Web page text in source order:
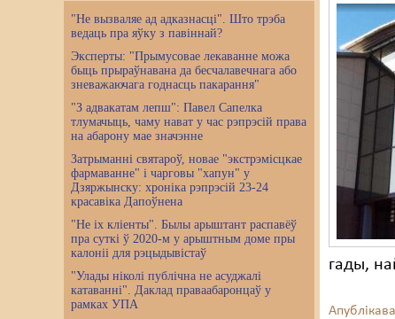
"Не вызваляе ад адказнасці". Што трэба
ведаць пра яўку з павіннай?
Эксперты: "Прымусовае лекаванне можа
быць прыраўнавана да бесчалавечнага або
зневажаючага годнасць пакарання"
"З адвакатам лепш": Павел Сапелка
тлумачыць, чаму нават у час рэпрэсій права
на абарону мае значэнне
Затрыманні святароў, новае "экстрэмісцкае
фармаванне" і чарговы "хапун" у
Дзяржынску: хроніка рэпрэсій 23-24
красавіка Дапоўнена
"Не іх кліенты". Былы арыштант распавёў
пра суткі ў 2020-м у арыштным доме пры
калоніі для рэцыдывістаў
"Улады ніколі публічна не асуджалі
катаванні". Даклад праваабаронцаў у
рамках УПА
гады,